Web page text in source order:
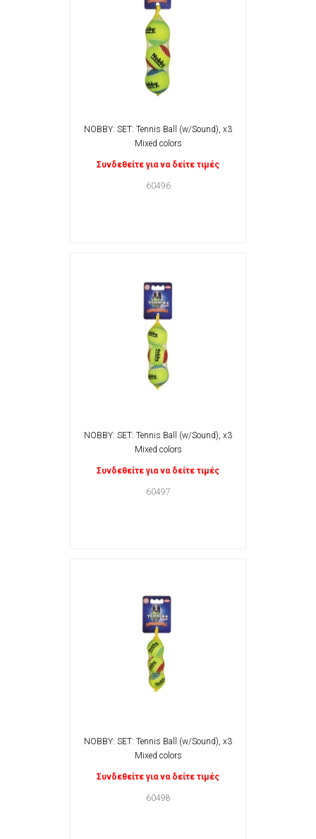
NOBBY: SET: Tennis Ball (w/Sound), x3
Mixed colors
Συνδεθείτε για να δείτε τιμές
60496
NOBBY: SET: Tennis Ball (w/Sound), x3
Mixed colors
Συνδεθείτε για να δείτε τιμές
60497
NOBBY: SET: Tennis Ball (w/Sound), x3
Mixed colors
Συνδεθείτε για να δείτε τιμές
60498